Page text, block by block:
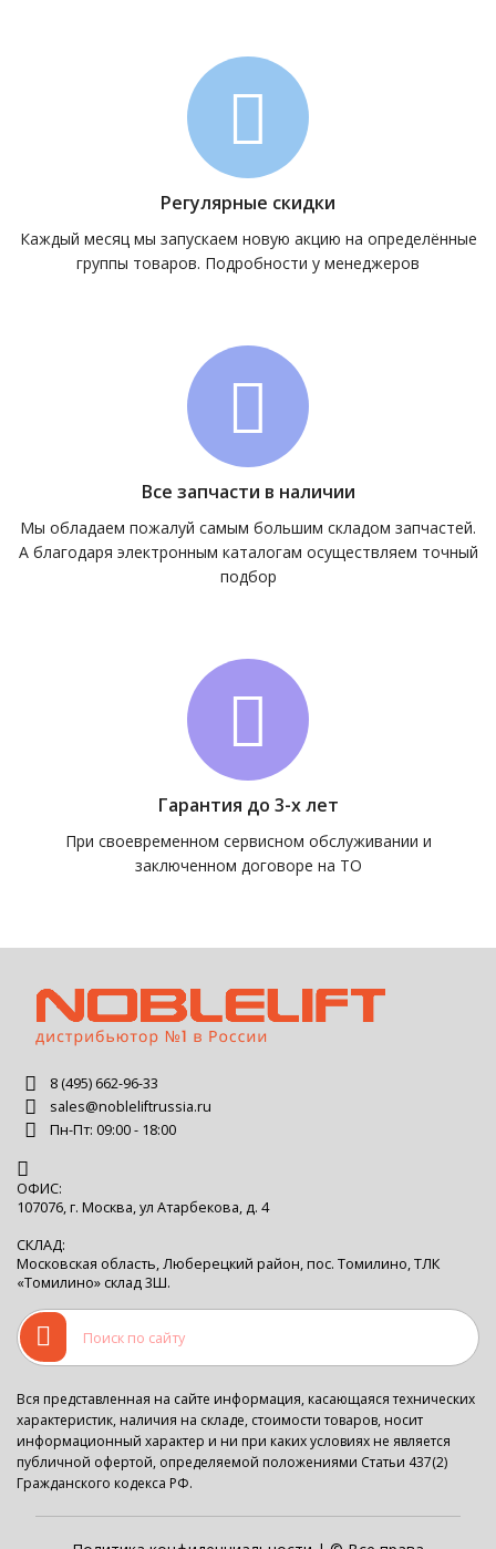
Регулярные скидки
Каждый месяц мы запускаем новую акцию на определённые
группы товаров. Подробности у менеджеров
Все запчасти в наличии
Мы обладаем пожалуй самым большим складом запчастей.
А благодаря электронным каталогам осуществляем точный
подбор
Гарантия до 3-х лет
При своевременном сервисном обслуживании и
заключенном договоре на ТО
8 (495) 662-96-33
sales@nobleliftrussia.ru
Пн-Пт: 09:00 - 18:00
ОФИС:
107076, г. Москва, ул Атарбекова, д. 4
СКЛАД:
Московская область, Люберецкий район, пос. Томилино, ТЛК
«Томилино» склад 3Ш.
Вся представленная на сайте информация, касающаяся технических
характеристик, наличия на складе, стоимости товаров, носит
информационный характер и ни при каких условиях не является
публичной офертой, определяемой положениями Статьи 437(2)
Гражданского кодекса РФ.